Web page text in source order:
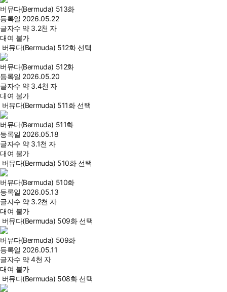
버뮤다(Bermuda) 513화
등록일 2026.05.22
글자수 약 3.2천 자
대여 불가
버뮤다(Bermuda) 512화 선택
버뮤다(Bermuda) 512화
등록일 2026.05.20
글자수 약 3.4천 자
대여 불가
버뮤다(Bermuda) 511화 선택
버뮤다(Bermuda) 511화
등록일 2026.05.18
글자수 약 3.1천 자
대여 불가
버뮤다(Bermuda) 510화 선택
버뮤다(Bermuda) 510화
등록일 2026.05.13
글자수 약 3.2천 자
대여 불가
버뮤다(Bermuda) 509화 선택
버뮤다(Bermuda) 509화
등록일 2026.05.11
글자수 약 4천 자
대여 불가
버뮤다(Bermuda) 508화 선택